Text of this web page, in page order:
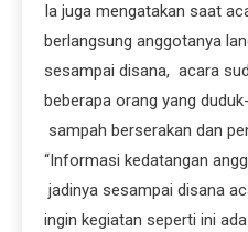
Ia juga mengatakan saat
berlangsung anggotanya
sesampai disana, acara
beberapa orang yang
sampah berserakan dan
“Informasi kedatangan
jadinya sesampai disana
ingin kegiatan seperti ini